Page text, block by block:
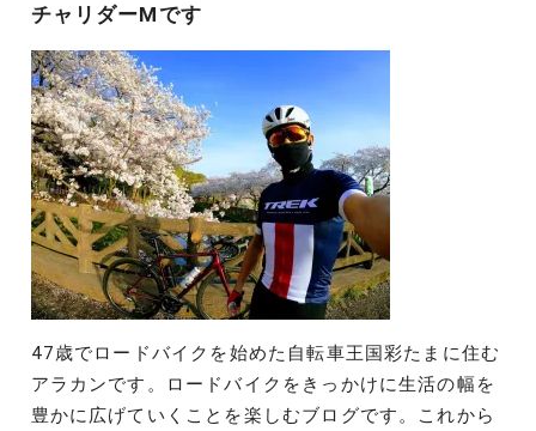
ン
チャリダーMです
47歳でロードバイクを始めた自転車王国彩たまに住む
アラカンです。ロードバイクをきっかけに生活の幅を
豊かに広げていくことを楽しむブログです。これから